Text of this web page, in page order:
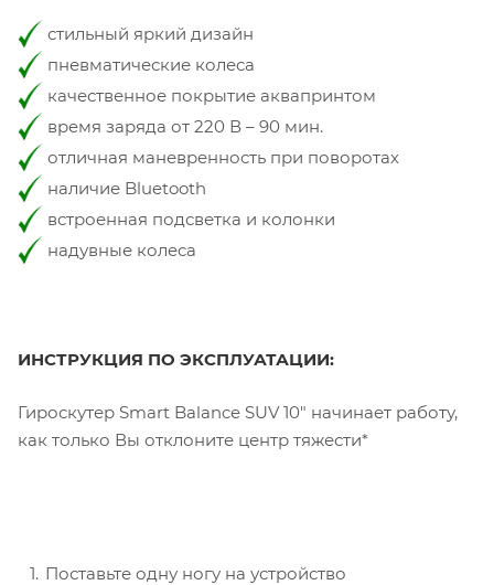
стильный яркий дизайн
пневматические колеса
качественное покрытие аквапринтом
время заряда от 220 В – 90 мин.
отличная маневренность при поворотах
наличие Bluetooth
встроенная подсветка и колонки
надувные колеса
ИНСТРУКЦИЯ ПО ЭКСПЛУАТАЦИИ:
Гироскутер Smart Balance SUV 10" начинает работу,
как только Вы отклоните центр тяжести*
Поставьте одну ногу на устройство